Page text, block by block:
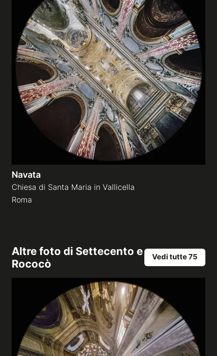
Navata
Chiesa di Santa Maria in Vallicella
Roma
Altre foto di Settecento e
Rococò
Vedi tutte 75